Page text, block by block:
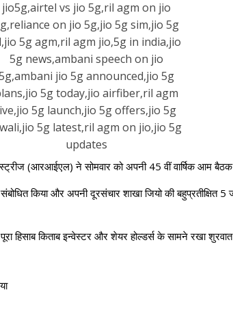
(आरआईएल) ने सोमवार को अपनी 45 वीं वार्षिक आम
किया और अपनी दूरसंचार शाखा जियो की बहुप्रतीक्षित 5
हिसाब किताब इन्वेस्टर और शेयर होल्डर्स के सामने रखा